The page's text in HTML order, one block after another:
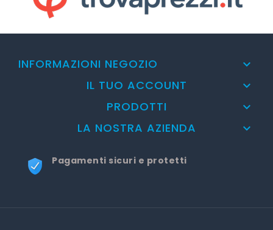
INFORMAZIONI NEGOZIO 
IL TUO ACCOUNT 
PRODOTTI 
LA NOSTRA AZIENDA 
Pagamenti sicuri e protetti